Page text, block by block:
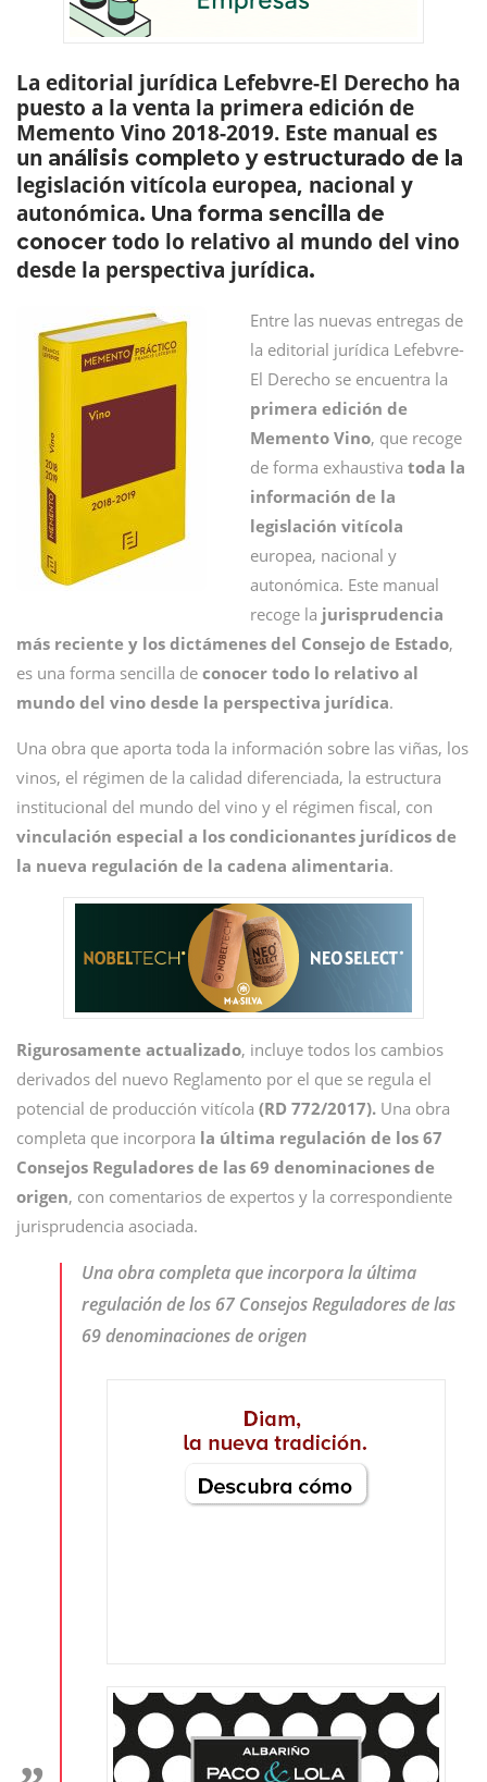
La editorial jurídica Lefebvre-El Derecho ha
puesto a la venta la primera edición de
Memento Vino 2018-2019. Este manual es
un análisis completo y estructurado de la
legislación vitícola europea, nacional y
autonómica. Una forma sencilla de
conocer todo lo relativo al mundo del vino
desde la perspectiva jurídica.
Entre las nuevas entregas de
la editorial jurídica Lefebvre-
El Derecho se encuentra la
primera edición de
Memento Vino, que recoge
de forma exhaustiva toda la
información de la
legislación vitícola
europea, nacional y
autonómica. Este manual
recoge la jurisprudencia
más reciente y los dictámenes del Consejo de Estado,
es una forma sencilla de conocer todo lo relativo al
mundo del vino desde la perspectiva jurídica.
Una obra que aporta toda la información sobre las viñas, los
vinos, el régimen de la calidad diferenciada, la estructura
institucional del mundo del vino y el régimen fiscal, con
vinculación especial a los condicionantes jurídicos de
la nueva regulación de la cadena alimentaria.
Rigurosamente actualizado, incluye todos los cambios
derivados del nuevo Reglamento por el que se regula el
potencial de producción vitícola (RD 772/2017). Una obra
completa que incorpora la última regulación de los 67
Consejos Reguladores de las 69 denominaciones de
origen, con comentarios de expertos y la correspondiente
jurisprudencia asociada.
Una obra completa que incorpora la última
regulación de los 67 Consejos Reguladores de las
69 denominaciones de origen